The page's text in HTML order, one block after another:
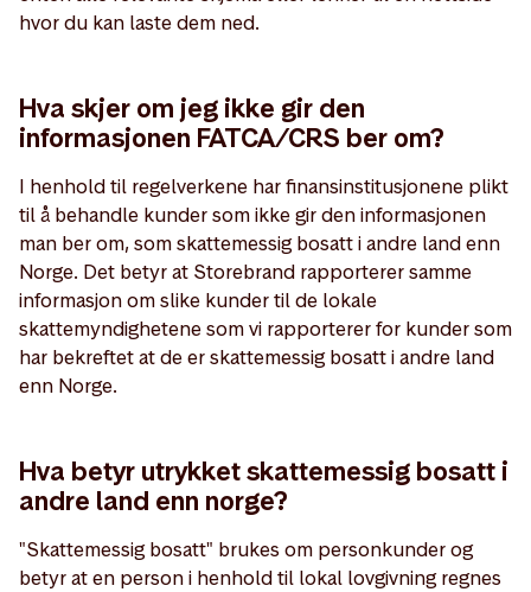
hvor du kan laste dem ned.
Hva skjer om jeg ikke gir den
informasjonen FATCA/CRS ber om?
I henhold til regelverkene har finansinstitusjonene plikt
til å behandle kunder som ikke gir den informasjonen
man ber om, som skattemessig bosatt i andre land enn
Norge. Det betyr at Storebrand rapporterer samme
informasjon om slike kunder til de lokale
skattemyndighetene som vi rapporterer for kunder som
har bekreftet at de er skattemessig bosatt i andre land
enn Norge.
Hva betyr utrykket skattemessig bosatt i
andre land enn norge?
"Skattemessig bosatt" brukes om personkunder og
betyr at en person i henhold til lokal lovgivning regnes